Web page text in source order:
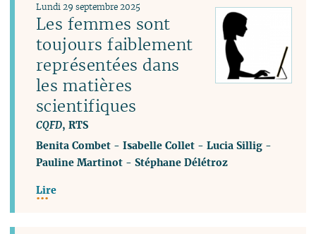
Les femmes sont
toujours faiblement
représentées dans
les matières
scientifiques
CQFD, RTS
Lundi 29 septembre 2025
Benita Combet -Isabelle Collet -Lucia Sillig -
Pauline Martinot -Stéphane Délétroz
Lire